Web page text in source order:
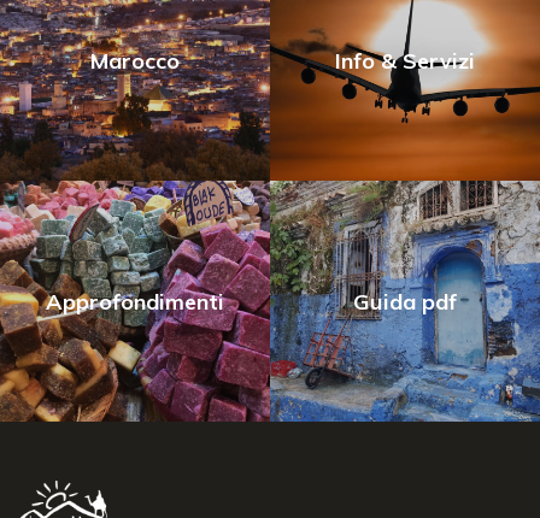
Marocco Info & Servizi
Approfondimenti Guida pdf